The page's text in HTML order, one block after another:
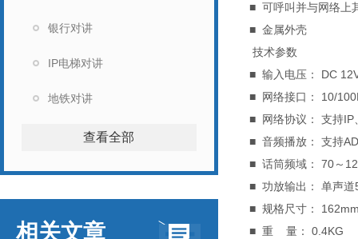
银行对讲
IP电梯对讲
地铁对讲
查看全部
相关文章
■ 可呼叫并与网络上
■ 金属外壳
技术参数
■ 输入电压： DC
■ 网络接口： 10/
■ 网络协议： 支持IP
■ 音频播放： 支持
■ 话筒频域： 70～
■ 功放输出： 单声道
■ 规格尺寸：
■ 重 量： 0.4KG